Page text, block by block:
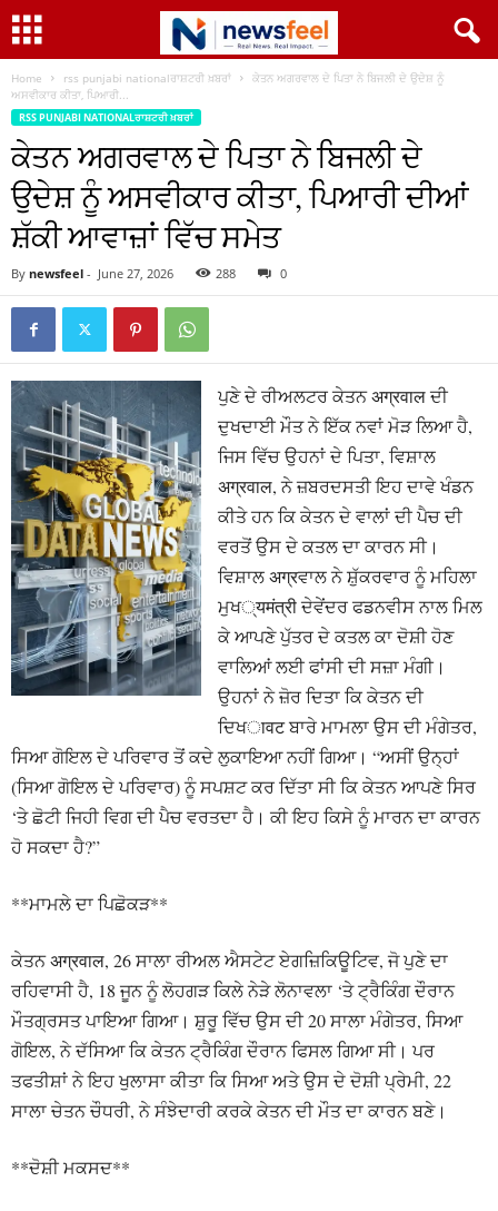
Home rss punjabi nationalਰਾਸ਼ਟਰੀ ਖ਼ਬਰਾਂ
ਕੇਤਨ ਅਗਰਵਾਲ ਦੇ ਪਿਤਾ ਨੇ ਬਿਜਲੀ ਦੇ ਉਦੇਸ਼ ਨੂੰ
ਅਸਵੀਕਾਰ ਕੀਤਾ, ਪਿਆਰੀ...
RSS PUNJABI NATIONALਰਾਸ਼ਟਰੀ ਖ਼ਬਰਾਂ
ਕੇਤਨ ਅਗਰਵਾਲ ਦੇ ਪਿਤਾ ਨੇ ਬਿਜਲੀ ਦੇ
ਉਦੇਸ਼ ਨੂੰ ਅਸਵੀਕਾਰ ਕੀਤਾ, ਪਿਆਰੀ ਦੀਆਂ
ਸ਼ੱਕੀ ਆਵਾਜ਼ਾਂ ਵਿੱਚ ਸਮੇਤ
By newsfeel - June 27, 2026 288 0
ਪੁਣੇ ਦੇ ਰੀਅਲਟਰ ਕੇਤਨ अग्रवाल ਦੀ
ਦੁਖਦਾਈ ਮੌਤ ਨੇ ਇੱਕ ਨਵਾਂ ਮੋੜ ਲਿਆ ਹੈ,
ਜਿਸ ਵਿੱਚ ਉਹਨਾਂ ਦੇ ਪਿਤਾ, ਵਿਸ਼ਾਲ
अग्रवाल, ਨੇ ਜ਼ਬਰਦਸਤੀ ਇਹ ਦਾਵੇ ਖੰਡਨ
ਕੀਤੇ ਹਨ ਕਿ ਕੇਤਨ ਦੇ ਵਾਲਾਂ ਦੀ ਪੈਚ ਦੀ
ਵਰਤੋਂ ਉਸ ਦੇ ਕਤਲ ਦਾ ਕਾਰਨ ਸੀ।
ਵਿਸ਼ਾਲ अग्रਵਾਲ ਨੇ ਸ਼ੁੱਕਰਵਾਰ ਨੂੰ ਮਹਿਲਾ
ਮੁਖ्यमंत्री ਦੇਵੇਂਦਰ ਫਡਨਵੀਸ ਨਾਲ ਮਿਲ
ਕੇ ਆਪਣੇ ਪੁੱਤਰ ਦੇ ਕਤਲ ਕਾ ਦੋਸ਼ੀ ਹੋਣ
ਵਾਲਿਆਂ ਲਈ ਫਾਂਸੀ ਦੀ ਸਜ਼ਾ ਮੰਗੀ।
ਉਹਨਾਂ ਨੇ ਜ਼ੋਰ ਦਿਤਾ ਕਿ ਕੇਤਨ ਦੀ
ਦਿਖावट ਬਾਰੇ ਮਾਮਲਾ ਉਸ ਦੀ ਮੰਗੇਤਰ,
ਸਿਆ ਗੋਇਲ ਦੇ ਪਰਿਵਾਰ ਤੋਂ ਕਦੇ ਲੁਕਾਇਆ ਨਹੀਂ ਗਿਆ। “ਅਸੀਂ ਉਨ੍ਹਾਂ
(ਸਿਆ ਗੋਇਲ ਦੇ ਪਰਿਵਾਰ) ਨੂੰ ਸਪਸ਼ਟ ਕਰ ਦਿੱਤਾ ਸੀ ਕਿ ਕੇਤਨ ਆਪਣੇ ਸਿਰ
‘ਤੇ ਛੋਟੀ ਜਿਹੀ ਵਿਗ ਦੀ ਪੈਚ ਵਰਤਦਾ ਹੈ। ਕੀ ਇਹ ਕਿਸੇ ਨੂੰ ਮਾਰਨ ਦਾ ਕਾਰਨ
ਹੋ ਸਕਦਾ ਹੈ?”
**ਮਾਮਲੇ ਦਾ ਪਿਛੋਕੜ**
ਕੇਤਨ अग्रवाल, 26 ਸਾਲਾ ਰੀਅਲ ਐਸਟੇਟ ਏਗਜ਼ਿਕਿਊਟਿਵ, ਜੋ ਪੁਣੇ ਦਾ
ਰਹਿਵਾਸੀ ਹੈ, 18 ਜੂਨ ਨੂੰ ਲੋਹਗੜ ਕਿਲੇ ਨੇੜੇ ਲੋਨਾਵਲਾ ‘ਤੇ ਟ੍ਰੈਕਿੰਗ ਦੌਰਾਨ
ਮੌਤਗ੍ਰਸਤ ਪਾਇਆ ਗਿਆ। ਸ਼ੁਰੂ ਵਿੱਚ ਉਸ ਦੀ 20 ਸਾਲਾ ਮੰਗੇਤਰ, ਸਿਆ
ਗੋਇਲ, ਨੇ ਦੱਸਿਆ ਕਿ ਕੇਤਨ ਟ੍ਰੈਕਿੰਗ ਦੌਰਾਨ ਫਿਸਲ ਗਿਆ ਸੀ। ਪਰ
ਤਫਤੀਸ਼ਾਂ ਨੇ ਇਹ ਖੁਲਾਸਾ ਕੀਤਾ ਕਿ ਸਿਆ ਅਤੇ ਉਸ ਦੇ ਦੋਸ਼ੀ ਪ੍ਰੇਮੀ, 22
ਸਾਲਾ ਚੇਤਨ ਚੌਧਰੀ, ਨੇ ਸੰਝੇਦਾਰੀ ਕਰਕੇ ਕੇਤਨ ਦੀ ਮੌਤ ਦਾ ਕਾਰਨ ਬਣੇ।
**ਦੋਸ਼ੀ ਮਕਸਦ**